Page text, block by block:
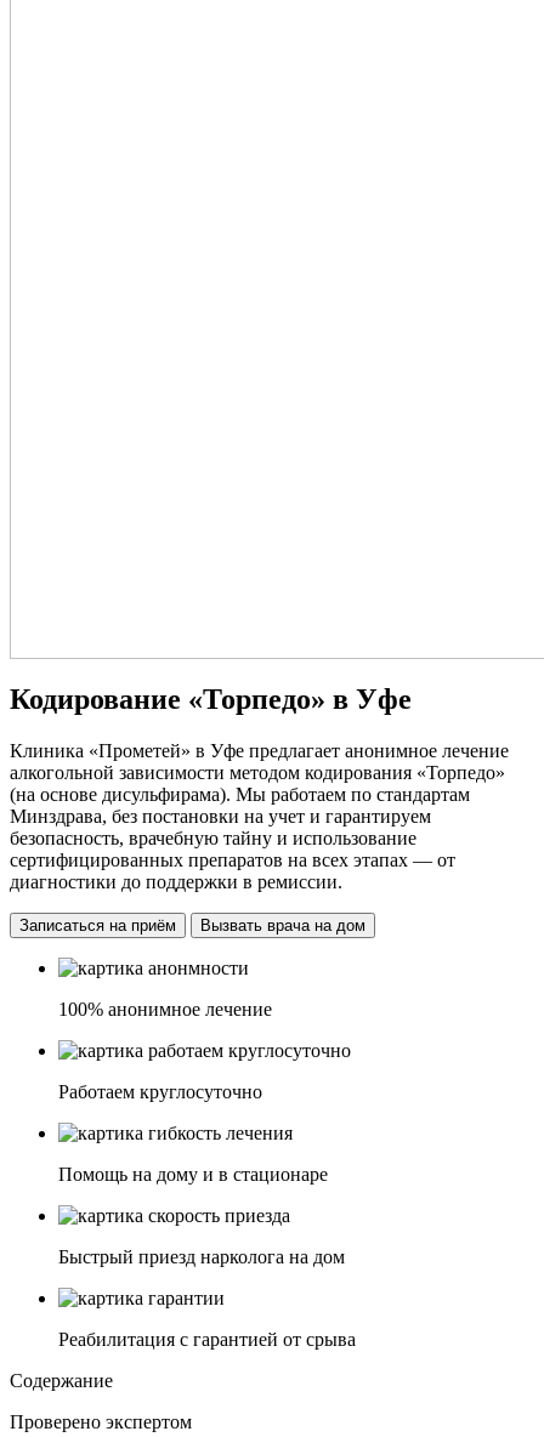
Кодирование «Торпедо» в Уфе
Клиника «Прометей» в Уфе предлагает анонимное лечение
алкогольной зависимости методом кодирования «Торпедо»
(на основе дисульфирама). Мы работаем по стандартам
Минздрава, без постановки на учет и гарантируем
безопасность, врачебную тайну и использование
сертифицированных препаратов на всех этапах — от
диагностики до поддержки в ремиссии.
Записаться на приём Вызвать врача на дом
100% анонимное лечение
Работаем круглосуточно
Помощь на дому и в стационаре
Быстрый приезд нарколога на дом
Реабилитация с гарантией от срыва
Содержание
Проверено экспертом